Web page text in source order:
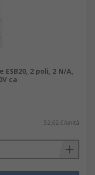
2 poli, 2 N/A,
ca
52,62 €/unità